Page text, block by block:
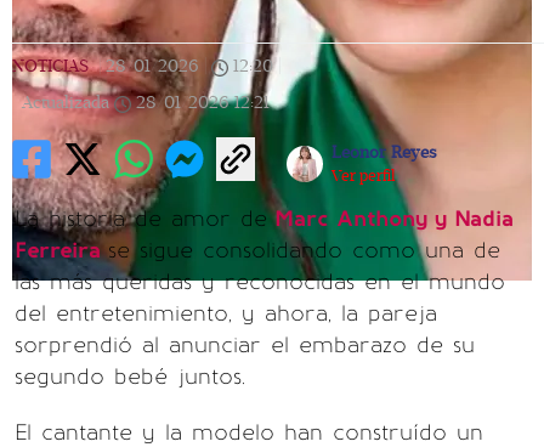
NOTICIAS | 28/01/2026 12:20
Actualizada
28/01/2026 12:21
Leonor Reyes
Ver perfil
La historia de amor deMarc Anthony y Nadia
Ferreirase sigue consolidando como una de
las más queridas y reconocidas en el mundo
del entretenimiento, y ahora, la pareja
sorprendió al anunciar el embarazo de su
segundo bebé juntos.
El cantante y la modelo han construído un